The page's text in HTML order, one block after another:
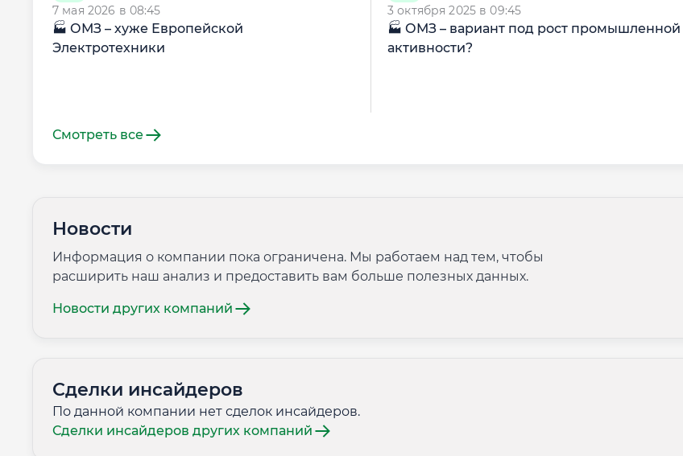
7 мая 2026 в 08:45
🏭 ОМЗ – хуже Европейской
Электротехники
3 октября 2025 в 09:45
🏭 ОМЗ – вариант под рост промышленной
активности?
Смотреть все
Новости
Информация о компании пока ограничена. Мы работаем над тем, чтобы
расширить наш анализ и предоставить вам больше полезных данных.
Новости других компаний
Сделки инсайдеров
По данной компании нет сделок инсайдеров.
Сделки инсайдеров других компаний